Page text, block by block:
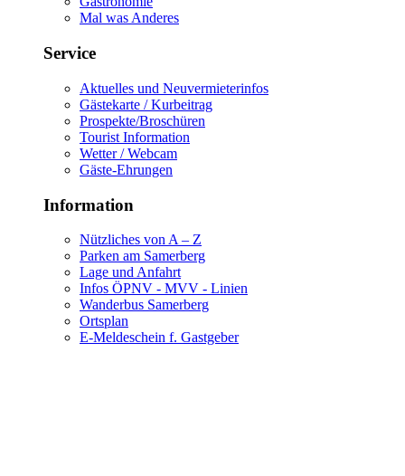
Mal was Anderes
Service
Aktuelles und Neuvermieterinfos
Gästekarte / Kurbeitrag
Prospekte/Broschüren
Tourist Information
Wetter / Webcam
Gäste-Ehrungen
Information
Nützliches von A – Z
Parken am Samerberg
Lage und Anfahrt
Infos ÖPNV - MVV - Linien
Wanderbus Samerberg
Ortsplan
E-Meldeschein f. Gastgeber